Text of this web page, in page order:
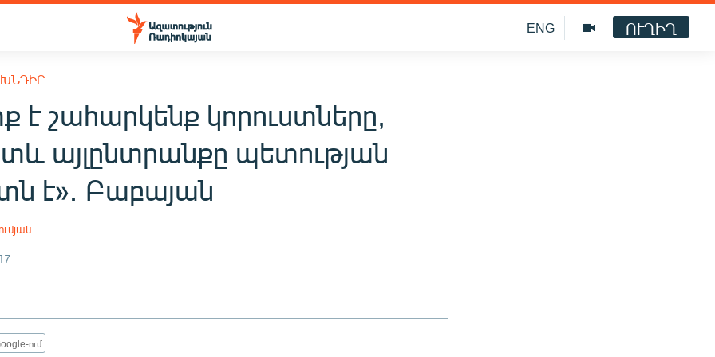
ENG ՈՒՂԻՂ
է շահարկենք կորուստները,
այլընտրանքը պետության
է»․ Բաբայան
ում